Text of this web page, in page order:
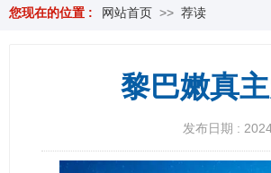
您现在的位置 : 网站首页 >> 荐读
黎巴嫩真
发布日期 :